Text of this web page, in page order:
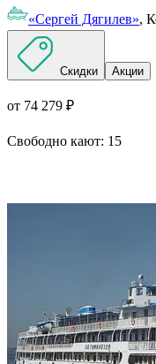
«Сергей Дягилев»,
Скидки Акции
от 74 279 ₽
Свободно кают: 15